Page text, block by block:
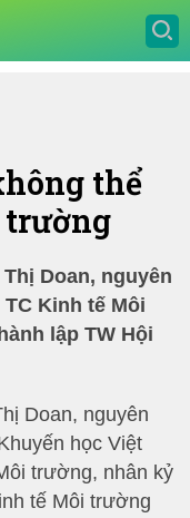
thể
trường
Doan, nguyên
Kinh tế Môi
lập TW Hội
Doan, nguyên
học Việt
trường, nhân kỷ
tế Môi trường